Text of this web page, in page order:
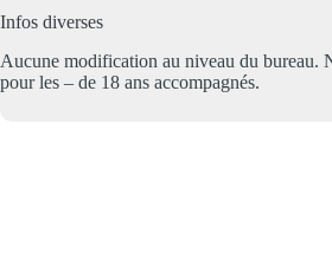
Infos diverses
Aucune modification au niveau du bureau.
pour les – de 18 ans accompagnés.